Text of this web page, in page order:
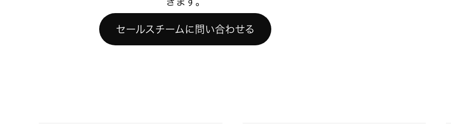
セールスチームに問い合わせる